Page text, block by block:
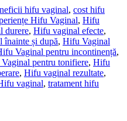
hifu vaginal, cost hifu
Hifu Vaginal, Hifu
durere, Hifu vaginal efecte,
înainte și după, Hifu Vaginal
Vaginal pentru incontinență,
pentru tonifiere, Hifu
, Hifu vaginal rezultate,
vaginal, tratament hifu